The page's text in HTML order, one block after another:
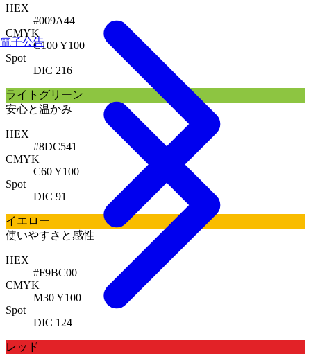
電子公告
HEX
#009A44
CMYK
C100 Y100
Spot
DIC 216
ライトグリーン
安心と温かみ
HEX
#8DC541
CMYK
C60 Y100
Spot
DIC 91
イエロー
使いやすさと感性
HEX
#F9BC00
CMYK
M30 Y100
Spot
DIC 124
レッド